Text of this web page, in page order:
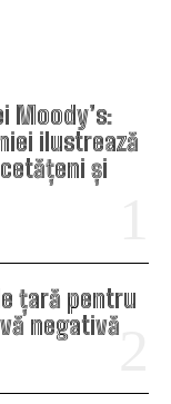
Moody’s:
ilustrează
și
țară pentru
negativă